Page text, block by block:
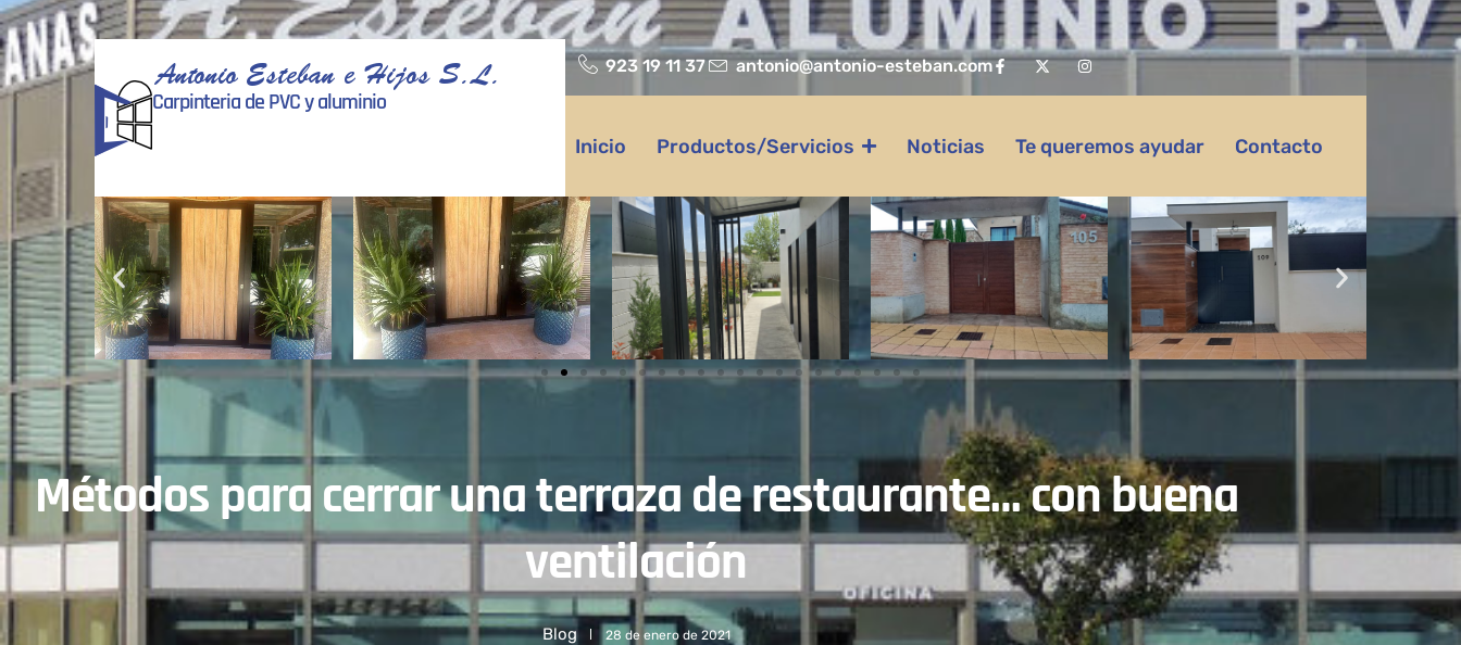
Antonio Esteban e Hijos S.L.
Carpinteria de PVC y aluminio
923 19 11 37 antonio@antonio-esteban.com
Inicio Productos/Servicios Noticias Te queremos ayudar Contacto
Métodos para cerrar una terraza de restaurante… con buena
ventilación
Blog 28 de enero de 2021